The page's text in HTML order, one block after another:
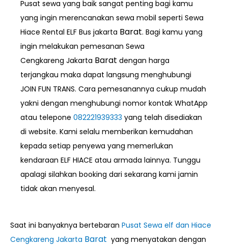
Pusat sewa yang baik sangat penting bagi kamu
yang ingin merencanakan sewa mobil seperti Sewa
Hiace Rental ELF Bus jakarta Barat. Bagi kamu yang
ingin melakukan pemesanan Sewa
Cengkareng Jakarta Barat dengan harga
terjangkau maka dapat langsung menghubungi
JOIN FUN TRANS. Cara pemesanannya cukup mudah
yakni dengan menghubungi nomor kontak WhatApp
atau telepone 082221939333 yang telah disediakan
di website. Kami selalu memberikan kemudahan
kepada setiap penyewa yang memerlukan
kendaraan ELF HIACE atau armada lainnya. Tunggu
apalagi silahkan booking dari sekarang kami jamin
tidak akan menyesal.
Saat ini banyaknya bertebaran Pusat Sewa elf dan Hiace
Cengkareng Jakarta Barat yang menyatakan dengan